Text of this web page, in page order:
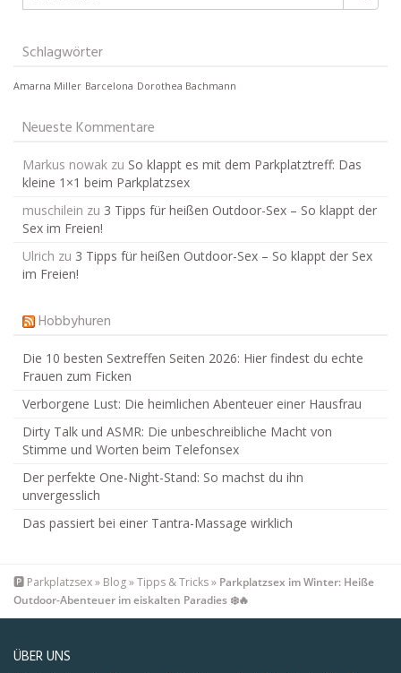
Schlagwörter
Amarna Miller Barcelona Dorothea Bachmann
Neueste Kommentare
Markus nowak zu So klappt es mit dem Parkplatztreff: Das
kleine 1×1 beim Parkplatzsex
muschilein zu 3 Tipps für heißen Outdoor-Sex – So klappt der
Sex im Freien!
Ulrich zu 3 Tipps für heißen Outdoor-Sex – So klappt der Sex
im Freien!
Hobbyhuren
Die 10 besten Sextreffen Seiten 2026: Hier findest du echte
Frauen zum Ficken
Verborgene Lust: Die heimlichen Abenteuer einer Hausfrau
Dirty Talk und ASMR: Die unbeschreibliche Macht von
Stimme und Worten beim Telefonsex
Der perfekte One-Night-Stand: So machst du ihn
unvergesslich
Das passiert bei einer Tantra-Massage wirklich
🅿️ Parkplatzsex» Blog»Tipps & Tricks» Parkplatzsex im Winter: Heiße
Outdoor-Abenteuer im eiskalten Paradies ❄️🔥
ÜBER UNS